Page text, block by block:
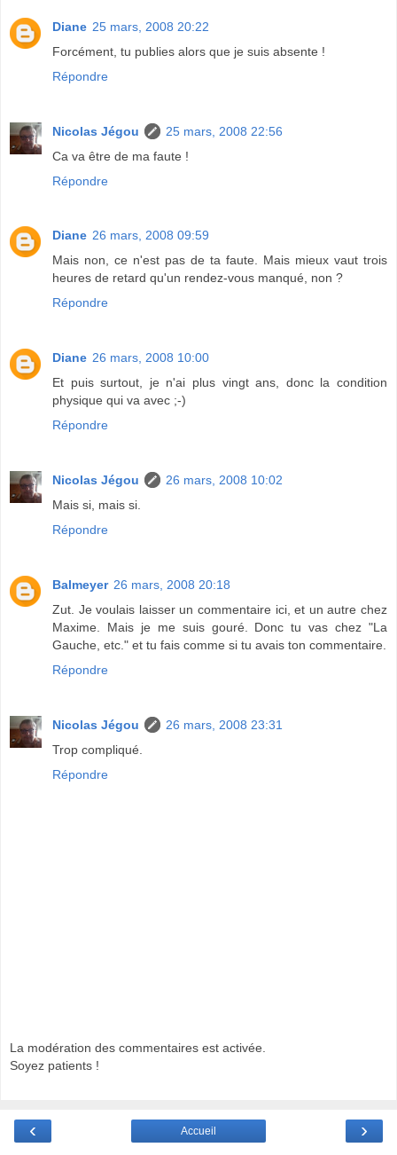
Diane 25 mars, 2008 20:22
Forcément, tu publies alors que je suis absente !
Répondre
Nicolas Jégou
25 mars, 2008 22:56
Ca va être de ma faute !
Répondre
Diane 26 mars, 2008 09:59
Mais non, ce n'est pas de ta faute. Mais mieux vaut trois
heures de retard qu'un rendez-vous manqué, non ?
Répondre
Diane 26 mars, 2008 10:00
Et puis surtout, je n'ai plus vingt ans, donc la condition
physique qui va avec ;-)
Répondre
Nicolas Jégou
26 mars, 2008 10:02
Mais si, mais si.
Répondre
Balmeyer 26 mars, 2008 20:18
Zut. Je voulais laisser un commentaire ici, et un autre chez
Maxime. Mais je me suis gouré. Donc tu vas chez "La
Gauche, etc." et tu fais comme si tu avais ton commentaire.
Répondre
Nicolas Jégou
26 mars, 2008 23:31
Trop compliqué.
Répondre
La modération des commentaires est activée.
Soyez patients !
‹ ›
Accueil